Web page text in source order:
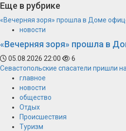
Еще в рубрике
«Вечерняя зоря» прошла в Доме
новости
«Вечерняя зоря» прошла в
05.08.2026 22:00
6
Севастопольские спасатели пришли
главное
новости
общество
Отдых
Происшествия
Туризм